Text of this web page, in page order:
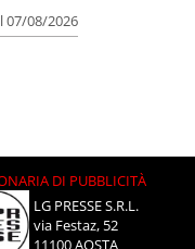
07/08/2026
DI PUBBLICITÀ
LG PRESSE S.R.L.
via Festaz, 52
11100 AOSTA